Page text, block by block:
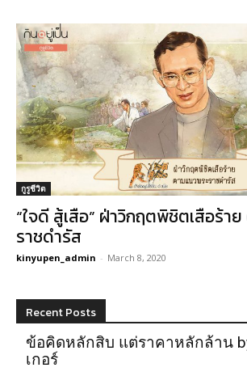
กูรูชีวิต
“ใจดี สู้เสือ” ฝ่าวิกฤตพิชิตเสือร้า
ราชดำรัส
kinyupen_admin - March 8, 2020
Recent Posts
ข้อคิดหลักสิบ แต่ราคาหลักล้าน
เกอร์